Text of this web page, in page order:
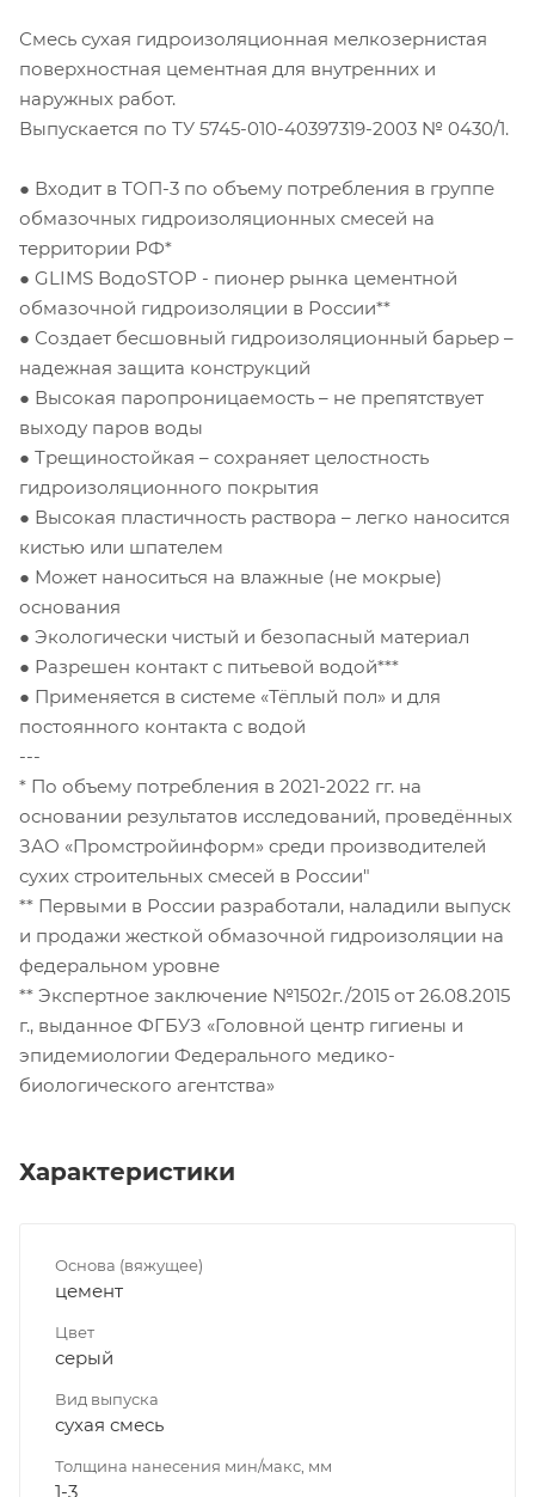
Смесь сухая гидроизоляционная мелкозернистая
поверхностная цементная для внутренних и
наружных работ.
Выпускается по ТУ 5745-010-40397319-2003 № 0430/1.
● Входит в ТОП-3 по объему потребления в группе
обмазочных гидроизоляционных смесей на
территории РФ*
● GLIMS ВодоSTOP - пионер рынка цементной
обмазочной гидроизоляции в России**
● Создает бесшовный гидроизоляционный барьер –
надежная защита конструкций
● Высокая паропроницаемость – не препятствует
выходу паров воды
● Трещиностойкая – сохраняет целостность
гидроизоляционного покрытия
● Высокая пластичность раствора – легко наносится
кистью или шпателем
● Может наноситься на влажные (не мокрые)
основания
● Экологически чистый и безопасный материал
● Разрешен контакт с питьевой водой***
● Применяется в системе «Тёплый пол» и для
постоянного контакта с водой
---
* По объему потребления в 2021-2022 гг. на
основании результатов исследований, проведённых
ЗАО «Промстройинформ» среди производителей
сухих строительных смесей в России"
** Первыми в России разработали, наладили выпуск
и продажи жесткой обмазочной гидроизоляции на
федеральном уровне
** Экспертное заключение №1502г./2015 от 26.08.2015
г., выданное ФГБУЗ «Головной центр гигиены и
эпидемиологии Федерального медико-
биологического агентства»
Характеристики
Основа (вяжущее)
цемент
Цвет
серый
Вид выпуска
сухая смесь
Толщина нанесения мин/макс, мм
1-3